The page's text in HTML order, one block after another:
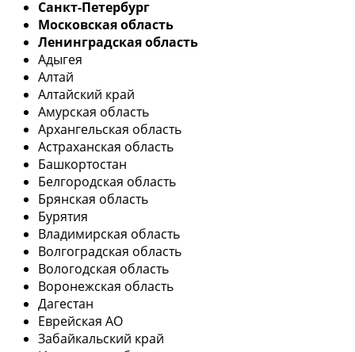
Санкт-Петербург
Московская область
Ленинградская область
Адыгея
Алтай
Алтайский край
Амурская область
Архангельская область
Астраханская область
Башкортостан
Белгородская область
Брянская область
Бурятия
Владимирская область
Волгоградская область
Вологодская область
Воронежская область
Дагестан
Еврейская АО
Забайкальский край